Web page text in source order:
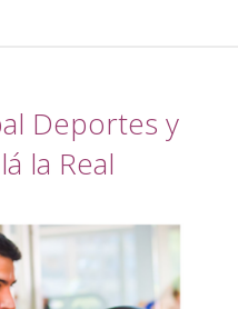
Deportes y
la Real